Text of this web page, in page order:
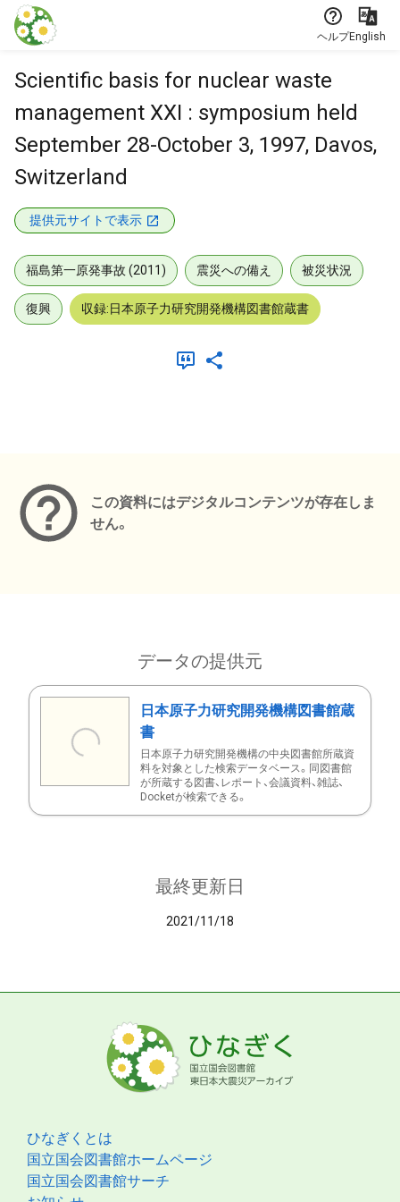
本文に飛ぶ
ヘルプEnglish
Scientific basis for nuclear waste
management XXI : symposium held
September 28-October 3, 1997, Davos,
Switzerland
提供元サイトで表示
福島第一原発事故 (2011) 震災への備え 被災状況
復興 収録:日本原子力研究開発機構図書館蔵書
この資料にはデジタルコンテンツが存在しま
せん。
データの提供元
日本原子力研究開発機構図書館蔵
書
日本原子力研究開発機構の中央図書館所蔵資
料を対象とした検索データベース。同図書館
が所蔵する図書、レポート、会議資料、雑誌、
Docketが検索できる。
最終更新日
2021/11/18
ひなぎくとは
国立国会図書館ホームページ
国立国会図書館サーチ